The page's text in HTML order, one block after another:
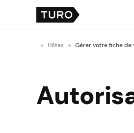
Hôtes Gérer votre fiche de